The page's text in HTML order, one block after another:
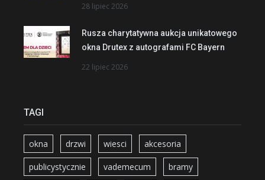
28 lipiec 2026
Rusza charytatywna aukcja unikatowego
okna Drutex z autografami FC Bayern
22 lipiec 2026
TAGI
okna drzwi wiesci akcesoria
publicystycznie vademecum bramy